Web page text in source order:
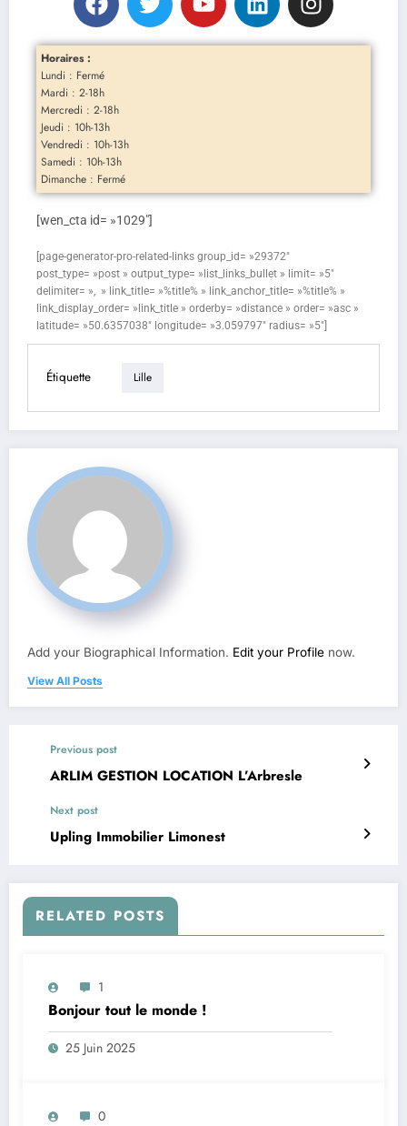
Horaires :
Lundi : Fermé
Mardi : 2-18h
Mercredi : 2-18h
Jeudi : 10h-13h
Vendredi : 10h-13h
Samedi : 10h-13h
Dimanche : Fermé
[wen_cta id= »1029″]
[page-generator-pro-related-links group_id= »29372″
post_type= »post » output_type= »list_links_bullet » limit= »5″
delimiter= », » link_title= »%title% » link_anchor_title= »%title% »
link_display_order= »link_title » orderby= »distance » order= »asc »
latitude= »50.6357038″ longitude= »3.059797″ radius= »5″]
Étiquette Lille
Add your Biographical Information. Edit your Profile now.
View All Posts
Previous post
ARLIM GESTION LOCATION L’Arbresle
Next post
Upling Immobilier Limonest
RELATED POSTS
1
Bonjour tout le monde !
25 Juin 2025
0